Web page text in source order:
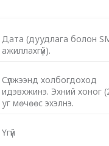
Дата (дуудлага болон
ажиллахгүй).
Сүлжээнд холбогдоход
идэвхжинэ. Эхний хоног
уг мөчөөс эхэлнэ.
Үгүй